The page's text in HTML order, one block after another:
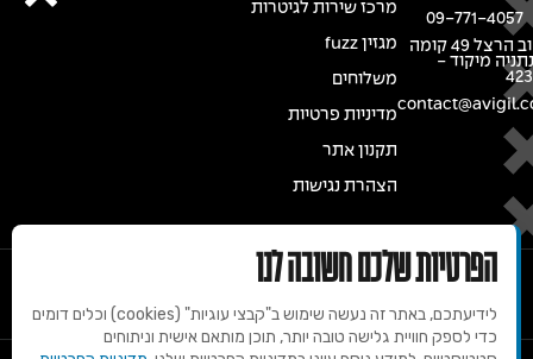
רחוב הרצל 49 קומה
מיקוד -
09-771-4057
מרכז שירות לגיטרות
מגזין fuzz
משלוחים
מדיניות פרטיות
תקנון אתר
הצהרת נגישות
הפרטיות שלכם חשובה לנו
לידיעתכם, באתר זה נעשה שימוש ב"קבצי עוגיות" (cookies) וכלים דומים
כדי לספק חוויית גלישה טובה יותר, תוכן מותאם אישית וניתוחים